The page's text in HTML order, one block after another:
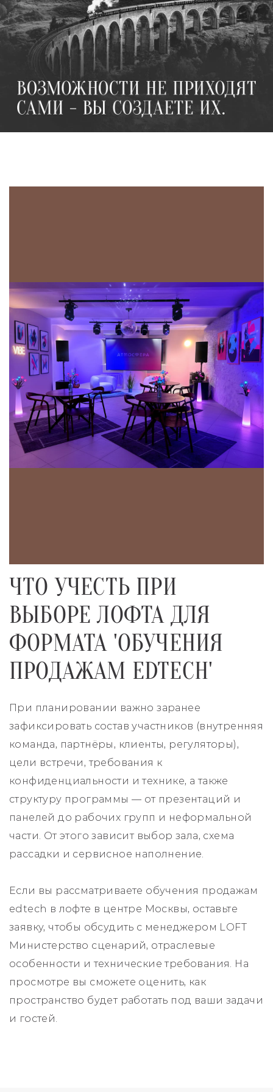
ЧТО УЧЕСТЬ ПРИ
ВЫБОРЕ ЛОФТА ДЛЯ
ФОРМАТА 'ОБУЧЕНИЯ
ПРОДАЖАМ EDTECH'
При планировании важно заранее
зафиксировать состав участников (внутренняя
команда, партнёры, клиенты, регуляторы),
цели встречи, требования к
конфиденциальности и технике, а также
структуру программы — от презентаций и
панелей до рабочих групп и неформальной
части. От этого зависит выбор зала, схема
рассадки и сервисное наполнение.
Если вы рассматриваете обучения продажам
edtech в лофте в центре Москвы, оставьте
заявку, чтобы обсудить с менеджером LOFT
Министерство сценарий, отраслевые
особенности и технические требования. На
просмотре вы сможете оценить, как
пространство будет работать под ваши задачи
и гостей.